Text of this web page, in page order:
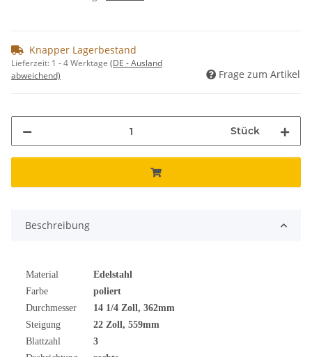
Knapper Lagerbestand
Lieferzeit: 1 - 4 Werktage (DE - Ausland
abweichend)
Frage zum Artikel
Stück
Beschreibung
Material
Edelstahl
Farbe
poliert
Durchmesser
14 1/4 Zoll, 362mm
Steigung
22 Zoll, 559mm
Blattzahl
3